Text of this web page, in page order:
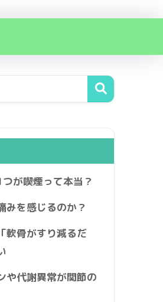
が喫煙って本当？
みを感じるのか？
軟骨がすり減るだ
や代謝異常が関節の